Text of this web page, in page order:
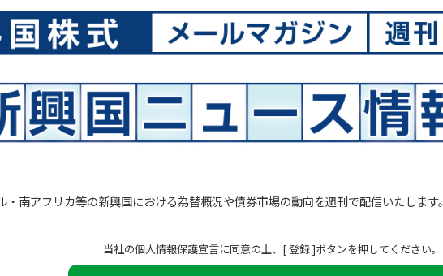
・南アフリカ等の新興国における為替概況や債券市場の動向を週刊で配信いたします。
当社の個人情報保護宣言に同意の上、[ 登録 ]ボタンを押してください。